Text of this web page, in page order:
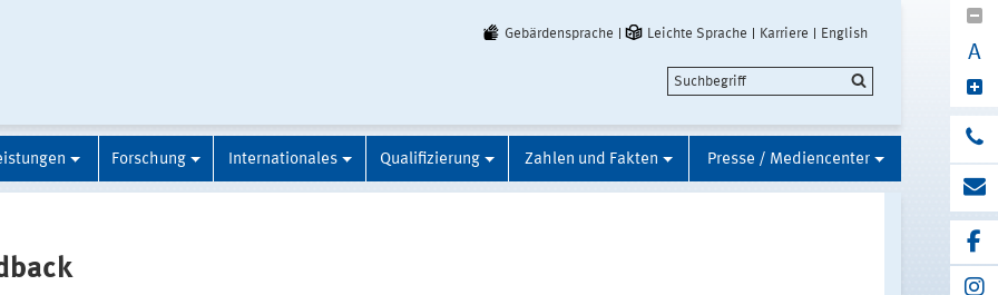
Gebärdensprache Leichte Sprache Karriere English
A
Forschung Internationales Qualifizierung Zahlen und Fakten Presse / Mediencenter